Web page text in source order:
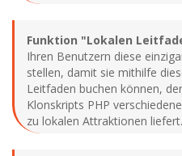
Funktion "Lokalen
Ihren Benutzern diese
stellen, damit sie mithilfe
Leitfaden buchen können,
Klonskripts PHP
zu lokalen Attraktionen liefert.